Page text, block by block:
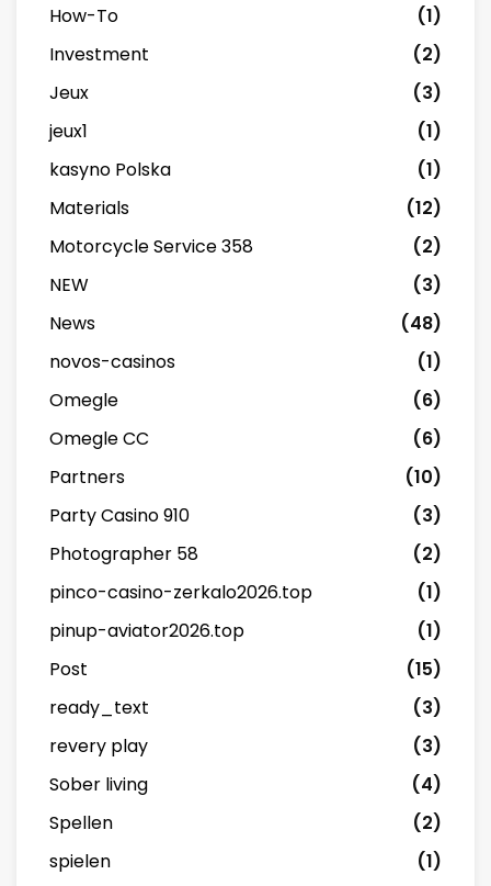
How-To
(1)
Investment
(2)
Jeux
(3)
jeux1
(1)
kasyno Polska
(1)
Materials
(12)
Motorcycle Service 358
(2)
NEW
(3)
News
(48)
novos-casinos
(1)
Omegle
(6)
Omegle CC
(6)
Partners
(10)
Party Casino 910
(3)
Photographer 58
(2)
pinco-casino-zerkalo2026.top
(1)
pinup-aviator2026.top
(1)
Post
(15)
ready_text
(3)
revery play
(3)
Sober living
(4)
Spellen
(2)
spielen
(1)